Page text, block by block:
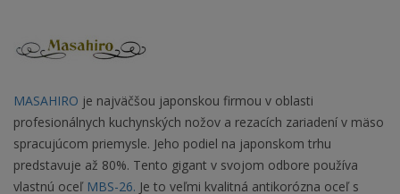
MASAHIRO je najväčšou japonskou firmou v oblasti
profesionálnych kuchynských nožov a rezacích zariadení v mäso
spracujúcom priemysle. Jeho podiel na japonskom trhu
predstavuje až 80%. Tento gigant v svojom odbore používa
vlastnú oceľ MBS-26. Je to veľmi kvalitná antikorózna oceľ s